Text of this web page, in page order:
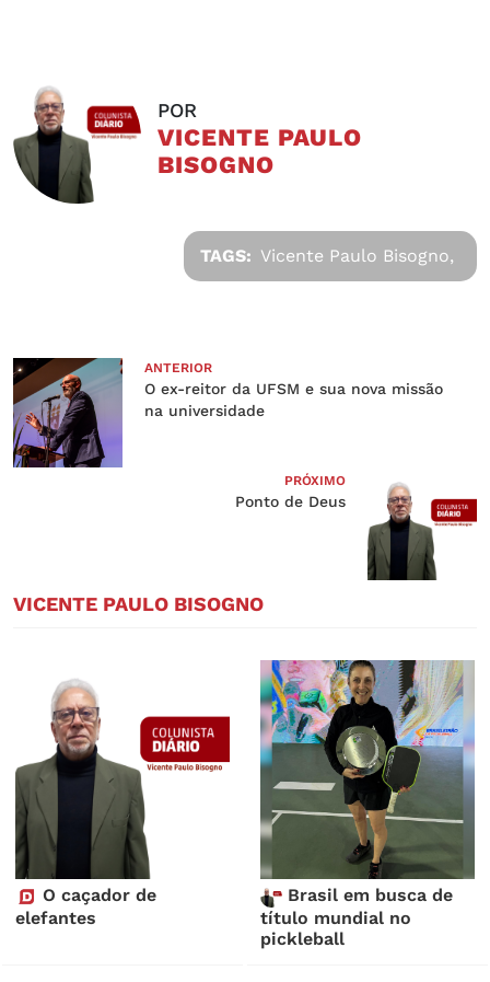
POR
VICENTE PAULO
BISOGNO
TAGS: Vicente Paulo Bisogno,
ANTERIOR
O ex-reitor da UFSM e sua nova missão
na universidade
PRÓXIMO
Ponto de Deus
VICENTE PAULO BISOGNO
O caçador de
elefantes
Brasil em busca de
título mundial no
pickleball